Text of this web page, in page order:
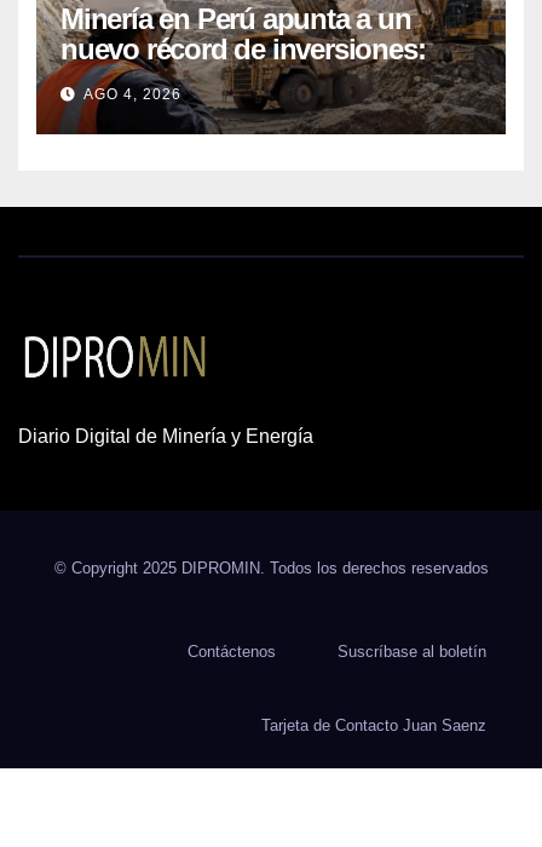
Minería en Perú apunta a un
nuevo récord de inversiones:
crecen los petitorios y el FMI
insta a destrabar proyectos
AGO 4, 2026
Diario Digital de Minería y Energía
© Copyright 2025 DIPROMIN. Todos los derechos reservados
Contáctenos Suscríbase al boletín
Tarjeta de Contacto Juan Saenz